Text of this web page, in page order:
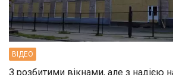
ВIДЕО
З розбитими вікнами, але з надією